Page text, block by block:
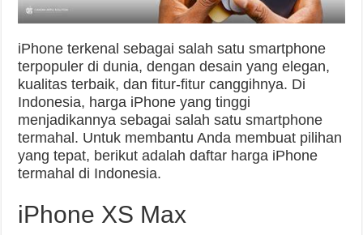
iPhone terkenal sebagai salah satu smartphone
terpopuler di dunia, dengan desain yang elegan,
kualitas terbaik, dan fitur-fitur canggihnya. Di
Indonesia, harga iPhone yang tinggi
menjadikannya sebagai salah satu smartphone
termahal. Untuk membantu Anda membuat pilihan
yang tepat, berikut adalah daftar harga iPhone
termahal di Indonesia.
iPhone XS Max